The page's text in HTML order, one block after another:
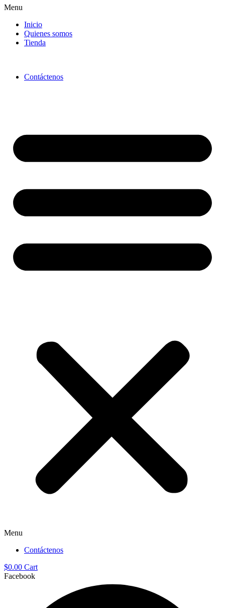
Menu
Inicio
Quienes somos
Tienda
Contáctenos
Menu
Contáctenos
$0.00 Cart
Facebook